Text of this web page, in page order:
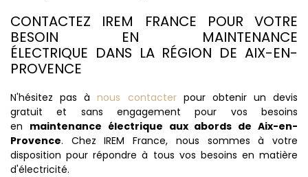
CONTACTEZ IREM FRANCE POUR VOTRE
BESOIN EN MAINTENANCE
ÉLECTRIQUE DANS LA RÉGION DE AIX-EN-
PROVENCE
N'hésitez pas ànous contacterpour obtenir un devis
gratuit et sans engagement pour vos besoins
en maintenance électrique aux abords de Aix-en-
Provence. Chez IREM France, nous sommes à votre
disposition pour répondre à tous vos besoins en matière
d'électricité.